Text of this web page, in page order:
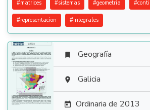
#matrices #sistemas #geometria #
#representacion #integrales

 Geografía
 Galicia
 Ordinaria de 2013